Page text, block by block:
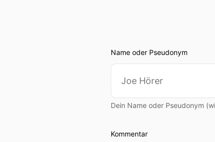
Name oder Pseudonym
Dein Name oder Pseudonym
Kommentar